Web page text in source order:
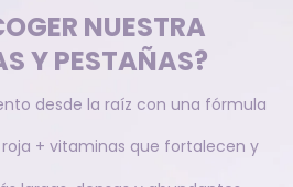
NUESTRA
Y PESTAÑAS?
desde la raíz con una fórmula
+ vitaminas que fortalecen y